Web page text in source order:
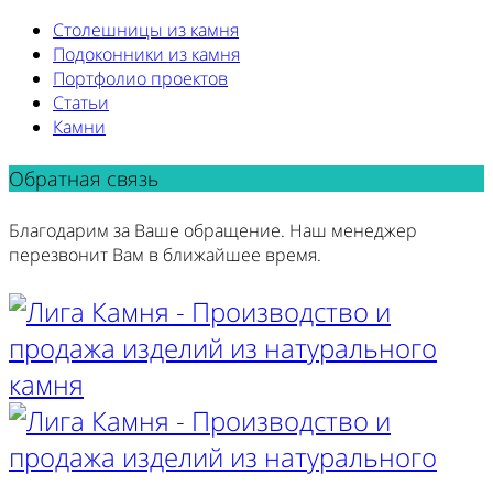
Столешницы из камня
Подоконники из камня
Портфолио проектов
Статьи
Камни
Обратная связь
Благодарим за Ваше обращение. Наш менеджер
перезвонит Вам в ближайшее время.